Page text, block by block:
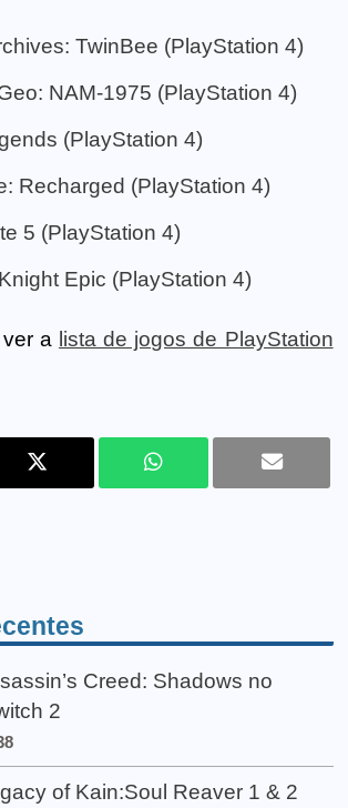
TwinBee (PlayStation 4)
NAM-1975 (PlayStation 4)
(PlayStation 4)
Recharged (PlayStation 4)
5 (PlayStation 4)
Epic (PlayStation 4)
a lista de jogos de PlayStation
Creed: Shadows no
2
of Kain:Soul Reaver 1 & 2